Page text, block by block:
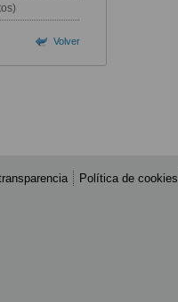
Volver
Política de cookies